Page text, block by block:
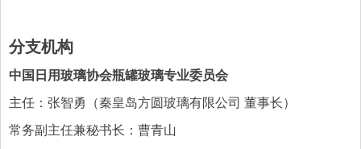
分支机构
中国日用玻璃协会瓶罐玻璃专业委员会
主任：张智勇（秦皇岛方圆玻璃有限公司 董事长）
常务副主任兼秘书长：曹青山